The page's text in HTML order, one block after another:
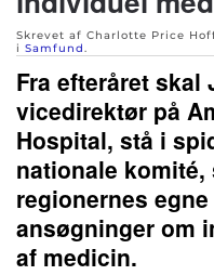
Skrevet af Charlotte Price
i Samfund.
Fra efteråret skal
vicedirektør på
Hospital, stå i
nationale
regionernes
ansøgninger om
af medicin.